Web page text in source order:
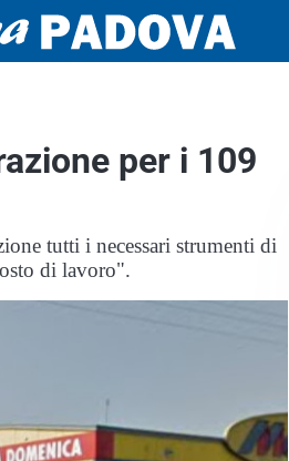
per i 109
tutti i necessari strumenti di
di lavoro".